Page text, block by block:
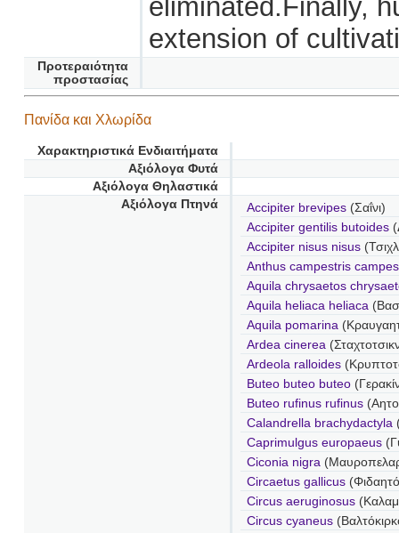
eliminated.Finally,
extension of
Προτεραιότητα
προστασίας
Πανίδα και Χλωρίδα
Χαρακτηριστικά Ενδιαιτήματα
Αξιόλογα Φυτά
Αξιόλογα Θηλαστικά
Αξιόλογα Πτηνά
Accipiter brevipes (Σαΐνι)
Accipiter gentilis butoides
Accipiter nisus nisus
Anthus campestris
Aquila chrysaetos
Aquila heliaca heliaca
Aquila pomarina
Ardea cinerea
Ardeola ralloides
Buteo buteo buteo
Buteo rufinus rufinus
Calandrella brachydactyla
Caprimulgus europaeus
Ciconia nigra
Circaetus gallicus
Circus aeruginosus
Circus cyaneus